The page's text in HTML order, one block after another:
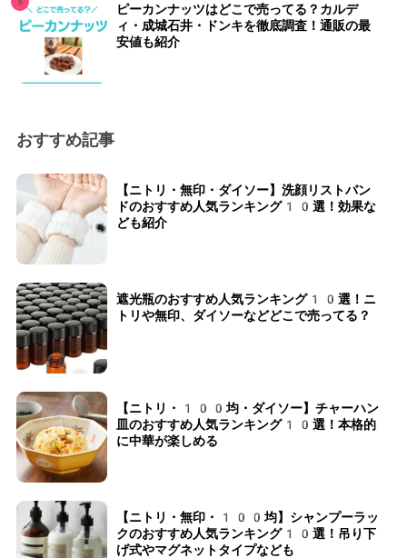
ピーカンナッツはどこで売ってる？カルデ
ィ・成城石井・ドンキを徹底調査！通販の最
安値も紹介
おすすめ記事
【ニトリ・無印・ダイソー】洗顔リストバン
ドのおすすめ人気ランキング10選！効果な
ども紹介
遮光瓶のおすすめ人気ランキング10選！ニ
トリや無印、ダイソーなどどこで売ってる？
【ニトリ・100均・ダイソー】チャーハン
皿のおすすめ人気ランキング10選！本格的
に中華が楽しめる
【ニトリ・無印・100均】シャンプーラッ
クのおすすめ人気ランキング10選！吊り下
げ式やマグネットタイプなども